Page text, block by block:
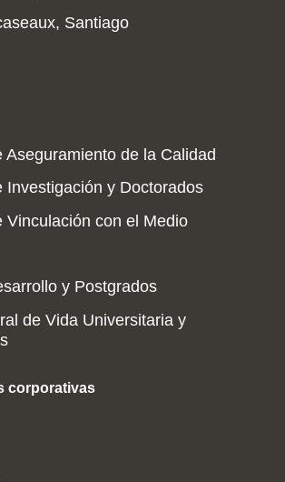
Santiago
Aseguramiento de la Calidad
Investigación y Doctorados
Vinculación con el Medio
y Postgrados
de Vida Universitaria y
corporativas